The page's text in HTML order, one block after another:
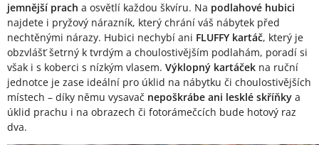
jemnější prach a osvětlí každou škvíru. Na podlahové hubici
najdete i pryžový nárazník, který chrání váš nábytek před
nechtěnými nárazy. Hubici nechybí ani FLUFFY kartáč, který je
obzvlášť šetrný k tvrdým a choulostivějším podlahám, poradí si
však i s koberci s nízkým vlasem. Výklopný kartáček na ruční
jednotce je zase ideální pro úklid na nábytku či choulostivějších
místech – díky němu vysavač nepoškrábe ani lesklé skříňky a
úklid prachu i na obrazech či fotorámečcích bude hotový raz
dva.